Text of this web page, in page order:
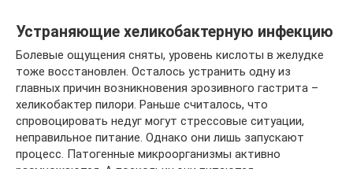
Устраняющие хеликобактерную инфекцию
Болевые ощущения сняты, уровень кислоты в желудке
тоже восстановлен. Осталось устранить одну из
главных причин возникновения эрозивного гастрита –
хеликобактер пилори. Раньше считалось, что
спровоцировать недуг могут стрессовые ситуации,
неправильное питание. Однако они лишь запускают
процесс. Патогенные микроорганизмы активно